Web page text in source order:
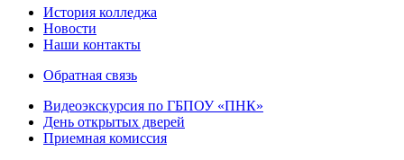
История колледжа
Новости
Наши контакты
Обратная связь
Видеоэкскурсия по ГБПОУ «ПНК»
День открытых дверей
Приемная комиссия